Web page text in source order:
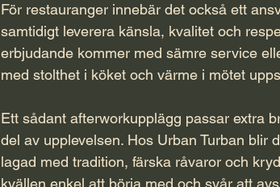
För restauranger innebär det också ett
samtidigt leverera känsla, kvalitet och
erbjudande kommer med sämre service
med stolthet i köket och värme i mötet
Ett sådant afterworkupplägg passar extra
del av upplevelsen. Hos Urban Turban blir
lagad med tradition, färska råvaror och
kvällen enkel att börja med och svår att